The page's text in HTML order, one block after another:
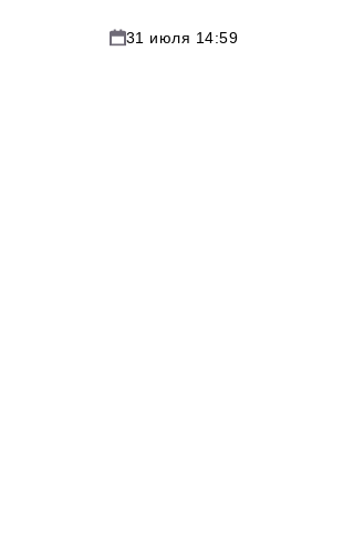
31 июля 14:59